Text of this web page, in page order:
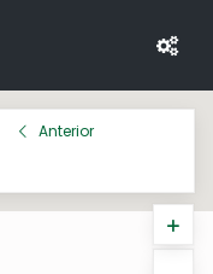
Anterior